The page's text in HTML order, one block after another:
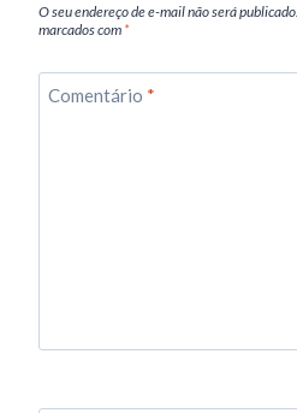
O seu endereço de e-mail não será publicado.
marcados com *
Comentário *